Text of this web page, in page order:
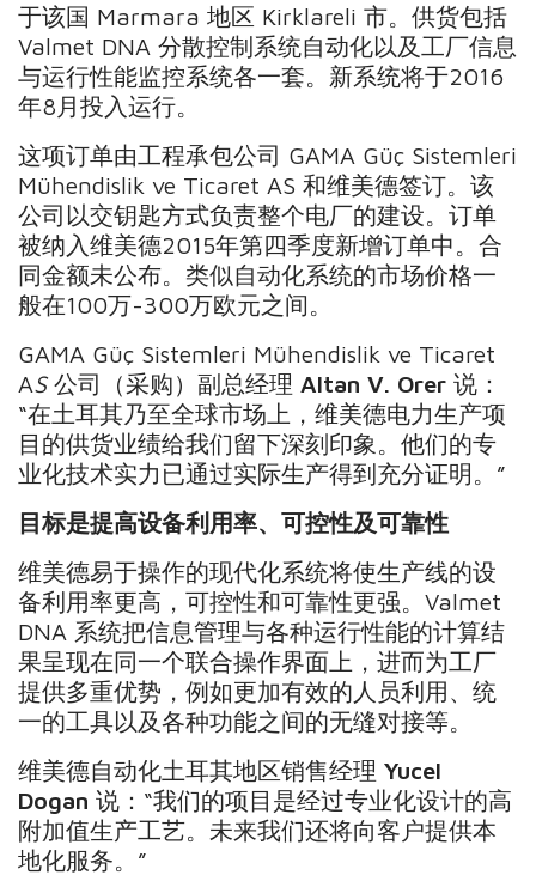
于该国 Marmara 地区 Kirklareli 市。供货包括
Valmet DNA 分散控制系统自动化以及工厂信息
与运行性能监控系统各一套。新系统将于2016
年8月投入运行。
这项订单由工程承包公司 GAMA Güç Sistemleri
Mühendislik ve Ticaret AS 和维美德签订。该
公司以交钥匙方式负责整个电厂的建设。订单
被纳入维美德2015年第四季度新增订单中。合
同金额未公布。类似自动化系统的市场价格一
般在100万-300万欧元之间。
GAMA Güç Sistemleri Mühendislik ve Ticaret
AS公司（采购）副总经理 Altan V. Orer说：
“在土耳其乃至全球市场上，维美德电力生产项
目的供货业绩给我们留下深刻印象。他们的专
业化技术实力已通过实际生产得到充分证明。”
目标是提高设备利用率、可控性及可靠性
维美德易于操作的现代化系统将使生产线的设
备利用率更高，可控性和可靠性更强。Valmet
DNA 系统把信息管理与各种运行性能的计算结
果呈现在同一个联合操作界面上，进而为工厂
提供多重优势，例如更加有效的人员利用、统
一的工具以及各种功能之间的无缝对接等。
维美德自动化土耳其地区销售经理Yucel
Dogan说：“我们的项目是经过专业化设计的高
附加值生产工艺。未来我们还将向客户提供本
地化服务。”